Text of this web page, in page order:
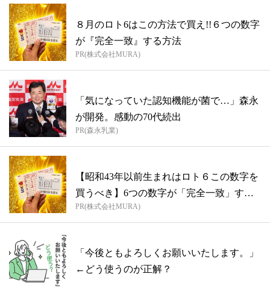
８月のロト6はこの方法で買え!!６つの数字
が『完全一致』する方法
PR(株式会社MURA)
「気になっていた認知機能が菌で…」森永
が開発。感動の70代続出
PR(森永乳業)
【昭和43年以前生まれはロト６この数字を
買うべき】6つの数字が「完全一致」する
方...
PR(株式会社MURA)
「今後ともよろしくお願いいたします。」
←どう使うのが正解？